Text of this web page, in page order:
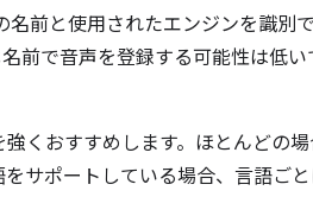
名前と使用されたエンジンを識別
前で音声を登録する可能性は低
くおすすめします。ほとんどの
サポートしている場合、言語ご